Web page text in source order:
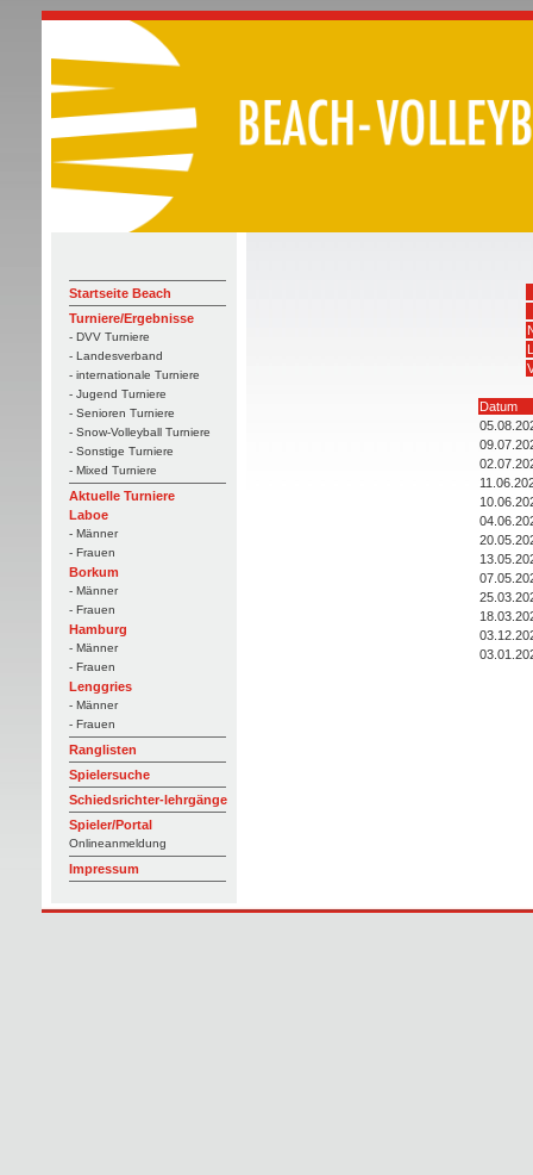
Startseite Beach
Turniere/Ergebnisse
- DVV Turniere
- Landesverband
- internationale Turniere
- Jugend Turniere
- Senioren Turniere
- Snow-Volleyball Turniere
- Sonstige Turniere
- Mixed Turniere
Aktuelle Turniere
Laboe
- Männer
- Frauen
Borkum
- Männer
- Frauen
Hamburg
- Männer
- Frauen
Lenggries
- Männer
- Frauen
Ranglisten
Spielersuche
Schiedsrichter-lehrgänge
Spieler/Portal
Onlineanmeldung
Impressum
Datum